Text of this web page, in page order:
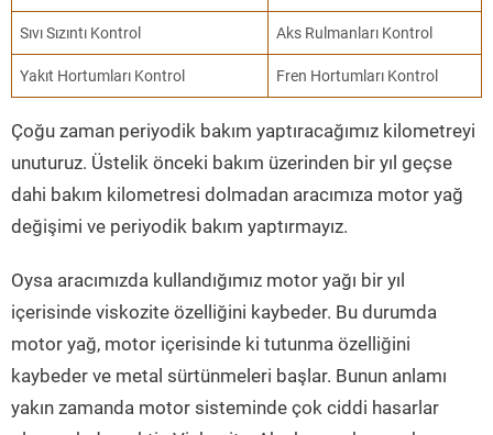
Sıvı Sızıntı Kontrol Aks Rulmanları Kontrol
Yakıt Hortumları Kontrol Fren Hortumları Kontrol
Çoğu zaman periyodik bakım yaptıracağımız kilometreyi
unuturuz. Üstelik önceki bakım üzerinden bir yıl geçse
dahi bakım kilometresi dolmadan aracımıza motor yağ
değişimi ve periyodik bakım yaptırmayız.
Oysa aracımızda kullandığımız motor yağı bir yıl
içerisinde viskozite özelliğini kaybeder. Bu durumda
motor yağ, motor içerisinde ki tutunma özelliğini
kaybeder ve metal sürtünmeleri başlar. Bunun anlamı
yakın zamanda motor sisteminde çok ciddi hasarlar